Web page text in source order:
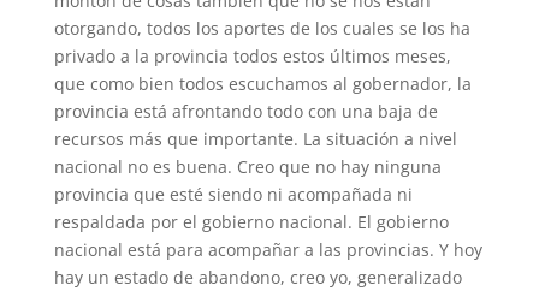
otorgando, todos los aportes de los cuales se los ha
privado a la provincia todos estos últimos meses,
que como bien todos escuchamos al gobernador, la
provincia está afrontando todo con una baja de
recursos más que importante. La situación a nivel
nacional no es buena. Creo que no hay ninguna
provincia que esté siendo ni acompañada ni
respaldada por el gobierno nacional. El gobierno
nacional está para acompañar a las provincias. Y hoy
hay un estado de abandono, creo yo, generalizado